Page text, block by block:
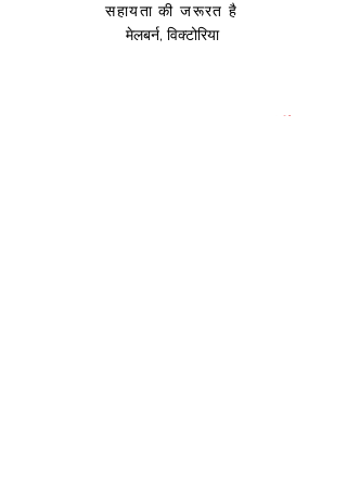
सहायता की जरूरत है
मेलबर्न, विक्टोरिया